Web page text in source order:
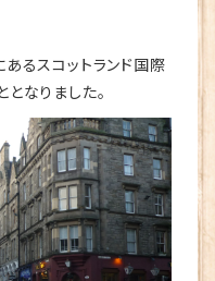
るスコットランド国際
なりました。